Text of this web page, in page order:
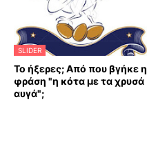
SLIDER
Το ήξερες; Από που βγήκε η
φράση "η κότα με τα χρυσά
αυγά";